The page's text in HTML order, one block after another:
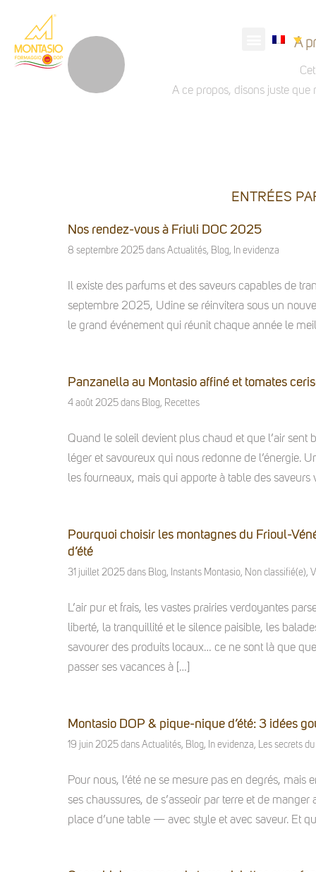
A
A ce propos, disons juste
ENTRÉES
Nos rendez-vous à Friuli DOC 2025
8 septembre 2025 dans Actualités, Blog, In evidenza
Il existe des parfums et des saveurs capables de
septembre 2025, Udine se réinvitera sous un
le grand événement qui réunit chaque année le
Panzanella au Montasio affiné et tomates
4 août 2025 dans Blog, Recettes
Quand le soleil devient plus chaud et que l’air sent
léger et savoureux qui nous redonne de l’énergie.
les fourneaux, mais qui apporte à table des
Pourquoi choisir les montagnes du Frioul-
d’été
31 juillet 2025 dans Blog, Instants Montasio, Non classifié(e),
L’air pur et frais, les vastes prairies verdoyantes
liberté, la tranquillité et le silence paisible, les
savourer des produits locaux… ce ne sont là que
passer ses vacances à […]
Montasio DOP & pique-nique d’été: 3 idées
19 juin 2025 dans Actualités, Blog, In evidenza, Les secrets
Pour nous, l’été ne se mesure pas en degrés, mais
ses chaussures, de s’asseoir par terre et de
place d’une table — avec style et avec saveur. Et